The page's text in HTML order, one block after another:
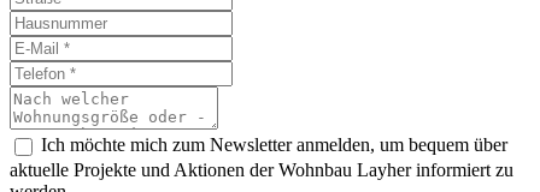
Ich möchte mich zum Newsletter anmelden, um bequem über
aktuelle Projekte und Aktionen der Wohnbau Layher informiert zu